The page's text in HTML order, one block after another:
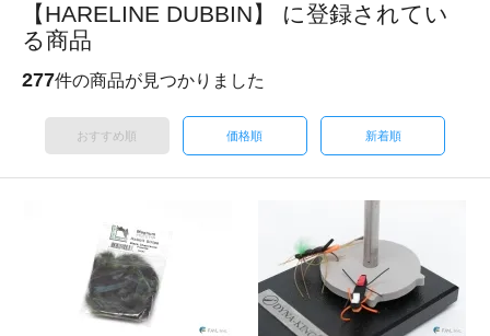
【HARELINE DUBBIN】 に登録されてい
る商品
277件の商品が見つかりました
おすすめ順 価格順 新着順